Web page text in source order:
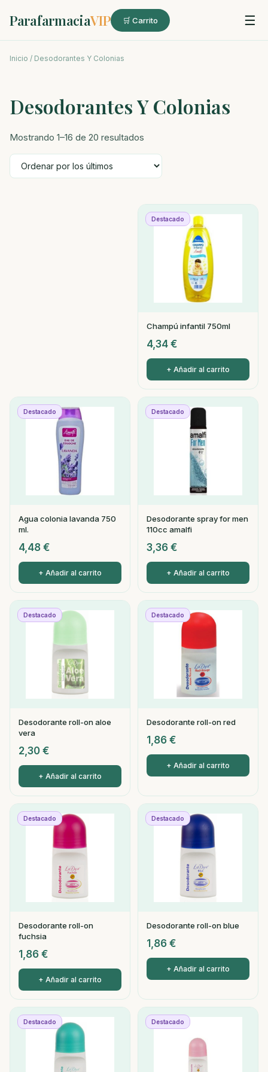
ParafarmaciaVIP 🛒 Carrito ☰
Inicio / Desodorantes Y Colonias
Desodorantes Y Colonias
Mostrando 1–16 de 20 resultados
por
los
últimos
Destacado
Champú infantil 750ml
4,34 €
+ Añadir al carrito
Destacado
Agua colonia lavanda 750
ml.
4,48 €
+ Añadir al carrito
Destacado
Desodorante spray for men
110cc amalfi
3,36 €
+ Añadir al carrito
Destacado
Desodorante roll-on aloe
vera
2,30 €
+ Añadir al carrito
Destacado
Desodorante roll-on red
1,86 €
+ Añadir al carrito
Destacado
Desodorante roll-on
fuchsia
1,86 €
+ Añadir al carrito
Destacado
Desodorante roll-on blue
1,86 €
+ Añadir al carrito
Destacado Destacado